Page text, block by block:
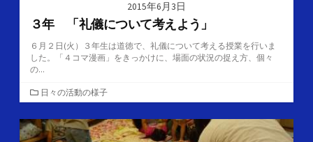
2015年6月3日
３年 「礼儀について考えよう」
６月２日(火）３年生は道徳で、礼儀について考える授業を行いま
した。「４コマ漫画」をきっかけに、場面の状況の捉え方、個々
の...
カ
テ
ゴ
リ
日々の活動の様子